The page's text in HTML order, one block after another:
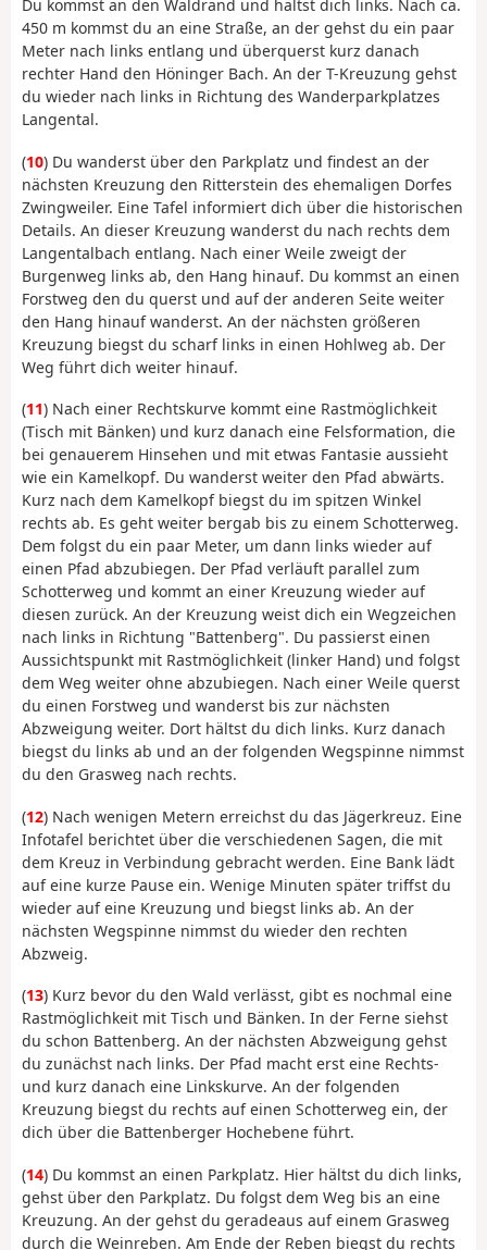
Du kommst an den Waldrand und hältst dich links. Nach ca.
450 m kommst du an eine Straße, an der gehst du ein paar
Meter nach links entlang und überquerst kurz danach
rechter Hand den Höninger Bach. An der T-Kreuzung gehst
du wieder nach links in Richtung des Wanderparkplatzes
Langental.
(10) Du wanderst über den Parkplatz und findest an der
nächsten Kreuzung den Ritterstein des ehemaligen Dorfes
Zwingweiler. Eine Tafel informiert dich über die historischen
Details. An dieser Kreuzung wanderst du nach rechts dem
Langentalbach entlang. Nach einer Weile zweigt der
Burgenweg links ab, den Hang hinauf. Du kommst an einen
Forstweg den du querst und auf der anderen Seite weiter
den Hang hinauf wanderst. An der nächsten größeren
Kreuzung biegst du scharf links in einen Hohlweg ab. Der
Weg führt dich weiter hinauf.
(11) Nach einer Rechtskurve kommt eine Rastmöglichkeit
(Tisch mit Bänken) und kurz danach eine Felsformation, die
bei genauerem Hinsehen und mit etwas Fantasie aussieht
wie ein Kamelkopf. Du wanderst weiter den Pfad abwärts.
Kurz nach dem Kamelkopf biegst du im spitzen Winkel
rechts ab. Es geht weiter bergab bis zu einem Schotterweg.
Dem folgst du ein paar Meter, um dann links wieder auf
einen Pfad abzubiegen. Der Pfad verläuft parallel zum
Schotterweg und kommt an einer Kreuzung wieder auf
diesen zurück. An der Kreuzung weist dich ein Wegzeichen
nach links in Richtung "Battenberg". Du passierst einen
Aussichtspunkt mit Rastmöglichkeit (linker Hand) und folgst
dem Weg weiter ohne abzubiegen. Nach einer Weile querst
du einen Forstweg und wanderst bis zur nächsten
Abzweigung weiter. Dort hältst du dich links. Kurz danach
biegst du links ab und an der folgenden Wegspinne nimmst
du den Grasweg nach rechts.
(12) Nach wenigen Metern erreichst du das Jägerkreuz. Eine
Infotafel berichtet über die verschiedenen Sagen, die mit
dem Kreuz in Verbindung gebracht werden. Eine Bank lädt
auf eine kurze Pause ein. Wenige Minuten später triffst du
wieder auf eine Kreuzung und biegst links ab. An der
nächsten Wegspinne nimmst du wieder den rechten
Abzweig.
(13) Kurz bevor du den Wald verlässt, gibt es nochmal eine
Rastmöglichkeit mit Tisch und Bänken. In der Ferne siehst
du schon Battenberg. An der nächsten Abzweigung gehst
du zunächst nach links. Der Pfad macht erst eine Rechts-
und kurz danach eine Linkskurve. An der folgenden
Kreuzung biegst du rechts auf einen Schotterweg ein, der
dich über die Battenberger Hochebene führt.
(14) Du kommst an einen Parkplatz. Hier hältst du dich links,
gehst über den Parkplatz. Du folgst dem Weg bis an eine
Kreuzung. An der gehst du geradeaus auf einem Grasweg
durch die Weinreben. Am Ende der Reben biegst du rechts